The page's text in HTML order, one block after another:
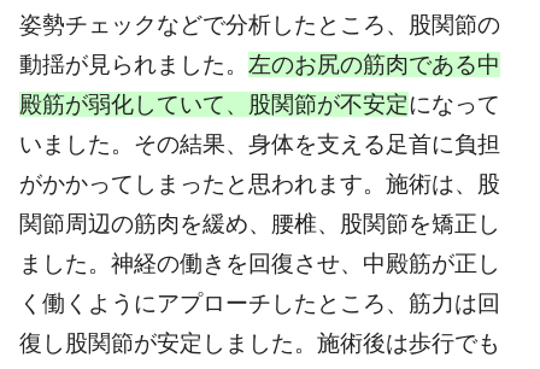
姿勢チェックなどで分析したところ、股関節の
動揺が見られました。 左のお尻の筋肉である中
殿筋が弱化していて、股関節が不安定になって
いました。その結果、身体を支える足首に負担
がかかってしまったと思われます。施術は、股
関節周辺の筋肉を緩め、腰椎、股関節を矯正し
ました。神経の働きを回復させ、中殿筋が正し
く働くようにアプローチしたところ、筋力は回
復し股関節が安定しました。施術後は歩行でも